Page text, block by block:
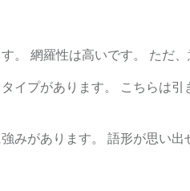
。 網羅性は高いです。 ただ
イプがあります。 こちらは
みがあります。 語形が思い